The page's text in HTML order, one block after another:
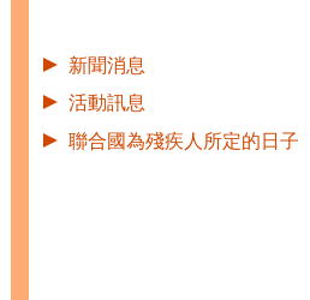
► 新聞消息
► 活動訊息
► 聯合國為殘疾人所定的日子